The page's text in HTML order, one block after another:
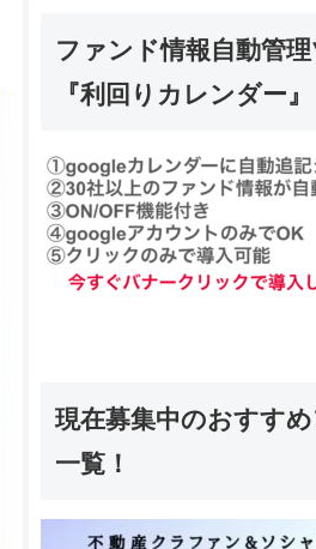
ファンド情報自動管
『利回りカレンダー』
現在募集中のおすす
一覧！